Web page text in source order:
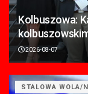
Kolbuszowa:
2026-08-07
STALOWA WOLA/